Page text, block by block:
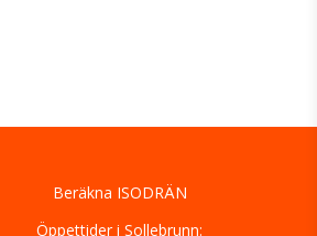
Beräkna ISODRÄN
Öppettider i Sollebrunn: